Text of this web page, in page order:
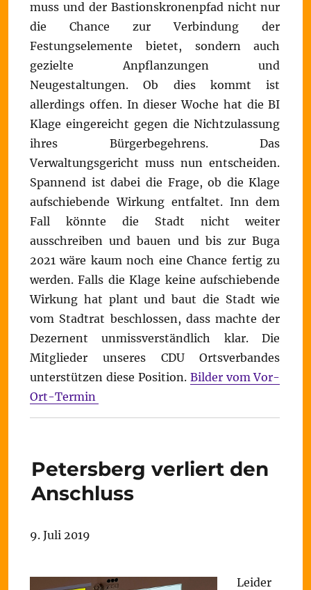
muss und der Bastionskronenpfad nicht nur
die Chance zur Verbindung der
Festungselemente bietet, sondern auch
gezielte Anpflanzungen und
Neugestaltungen. Ob dies kommt ist
allerdings offen. In dieser Woche hat die BI
Klage eingereicht gegen die Nichtzulassung
ihres Bürgerbegehrens. Das
Verwaltungsgericht muss nun entscheiden.
Spannend ist dabei die Frage, ob die Klage
aufschiebende Wirkung entfaltet. Inn dem
Fall könnte die Stadt nicht weiter
ausschreiben und bauen und bis zur Buga
2021 wäre kaum noch eine Chance fertig zu
werden. Falls die Klage keine aufschiebende
Wirkung hat plant und baut die Stadt wie
vom Stadtrat beschlossen, dass machte der
Dezernent unmissverständlich klar. Die
Mitglieder unseres CDU Ortsverbandes
unterstützen diese Position. Bilder vom Vor-
Ort-Termin
Petersberg verliert den
Anschluss
9. Juli 2019
Leider